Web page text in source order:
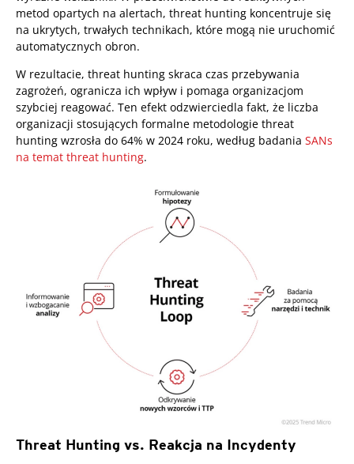
metod opartych na alertach, threat hunting koncentruje się
na ukrytych, trwałych technikach, które mogą nie uruchomić
automatycznych obron.
W rezultacie, threat hunting skraca czas przebywania
zagrożeń, ogranicza ich wpływ i pomaga organizacjom
szybciej reagować. Ten efekt odzwierciedla fakt, że liczba
organizacji stosujących formalne metodologie threat
hunting wzrosła do 64% w 2024 roku, według badania SANs
na temat threat hunting.
Threat Hunting vs. Reakcja na Incydenty